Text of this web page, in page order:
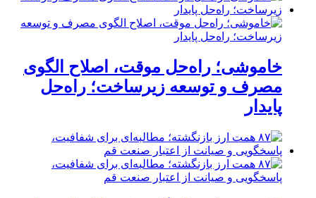
خاموشی؛ راه‌حل موقت، اصلاح الگوی
مصرف و توسعه زیرساخت؛ راه‌حل
پایدار